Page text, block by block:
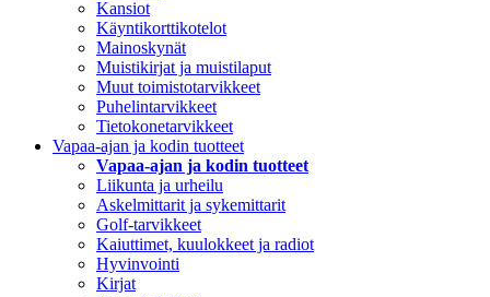
Kansiot
Käyntikorttikotelot
Mainoskynät
Muistikirjat ja muistilaput
Muut toimistotarvikkeet
Puhelintarvikkeet
Tietokonetarvikkeet
Vapaa-ajan ja kodin tuotteet
Vapaa-ajan ja kodin tuotteet
Liikunta ja urheilu
Askelmittarit ja sykemittarit
Golf-tarvikkeet
Kaiuttimet, kuulokkeet ja radiot
Hyvinvointi
Kirjat